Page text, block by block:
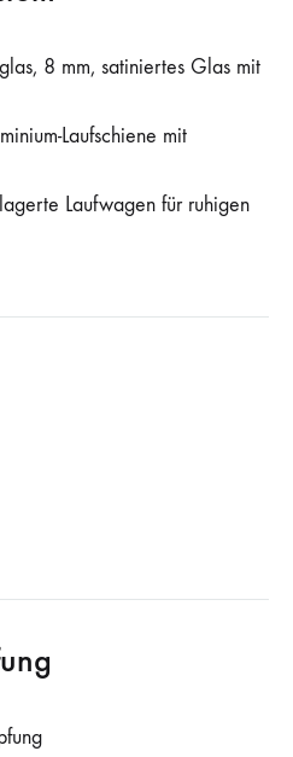
8 mm, satiniertes Glas mit
Laufschiene mit
Laufwagen für ruhigen